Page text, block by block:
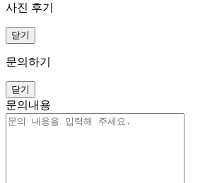
사진 후기
닫기
문의하기
닫기
문의내용